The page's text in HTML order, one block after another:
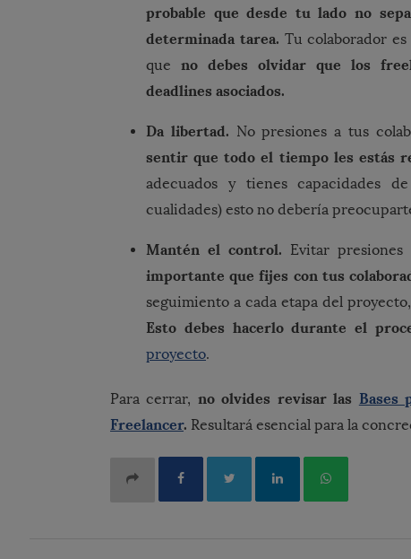
probable que desde tu lado no
determinada tarea. Tu colaborador
que no debes olvidar que los
deadlines asociados.
Da libertad. No presiones a tus
sentir que todo el tiempo les estás
adecuados y tienes capacidades
cualidades) esto no debería
Mantén el control. Evitar
importante que fijes con tus
seguimiento a cada etapa del
Esto debes hacerlo durante el
proyecto.
Para cerrar, no olvides revisar las Bases
Freelancer. Resultará esencial para la